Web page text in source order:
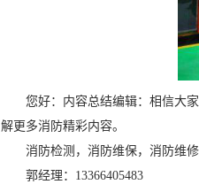
您好：内容总结编辑：相信大家
解更多消防精彩内容。
消防检测，消防维保，消防维修
郭经理：13366405483